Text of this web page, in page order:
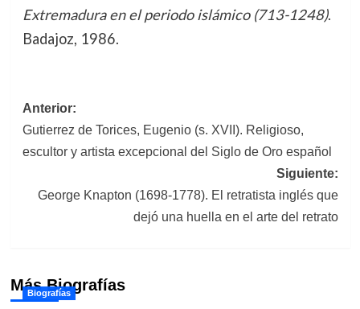
Extremadura en el periodo islámico (713-1248).
Badajoz, 1986.
Navegación
de
entradas
Anterior:
Gutierrez de Torices, Eugenio (s. XVII). Religioso,
escultor y artista excepcional del Siglo de Oro español
Siguiente:
George Knapton (1698-1778). El retratista inglés que
dejó una huella en el arte del retrato
Más Biografías
Biografías